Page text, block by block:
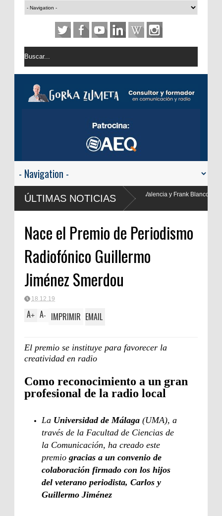
ÚLTIMAS NOTICIAS
Frank Blanco regresan a
Nace el Premio de Periodismo
Radiofónico Guillermo
Jiménez Smerdou
18.12.19
A+ A- IMPRIMIR EMAIL
El premio se instituye para favorecer la
creatividad en radio
Como reconocimiento a un gran
profesional de la radio local
La Universidad de Málaga (UMA), a
través de la Facultad de Ciencias de
la Comunicación, ha creado este
premio gracias a un convenio de
colaboración firmado con los hijos
del veterano periodista, Carlos y
Guillermo Jiménez